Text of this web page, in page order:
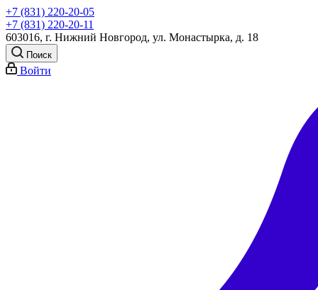
+7 (831) 220-20-05
+7 (831) 220-20-11
603016, г. Нижний Новгород, ул. Монастырка, д. 18
Поиск
Войти